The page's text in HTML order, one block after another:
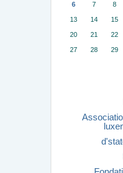
6 7 8
13 14 15
20 21 22
27 28 29